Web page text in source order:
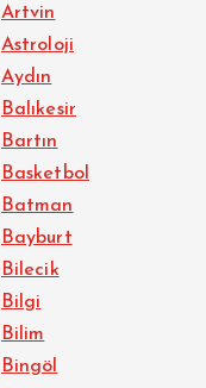
Artvin
Astroloji
Aydın
Balıkesir
Bartın
Basketbol
Batman
Bayburt
Bilecik
Bilgi
Bilim
Bingöl